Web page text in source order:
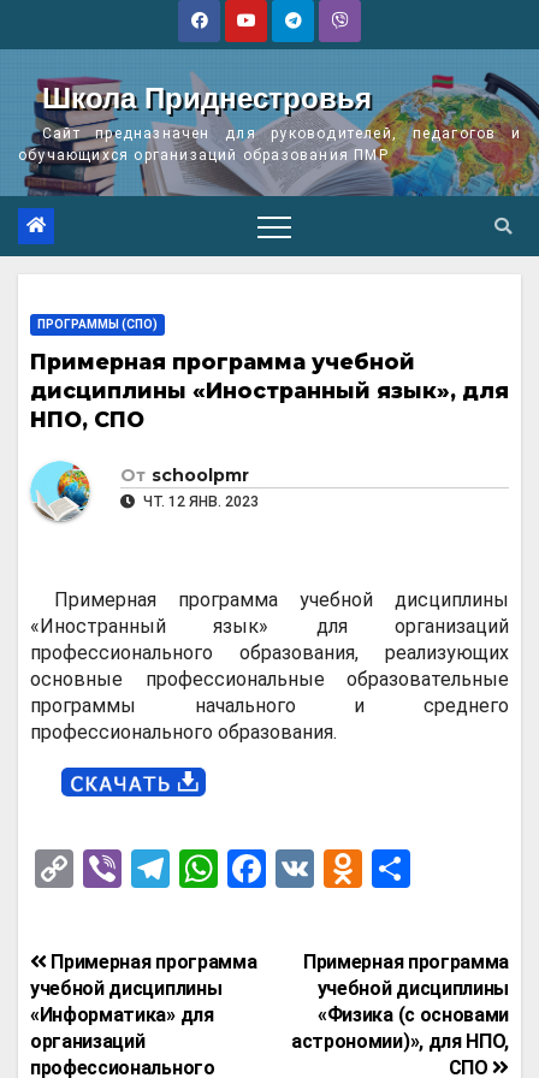
Школа Приднестровья
Сайт предназначен для руководителей, педагогов и
обучающихся организаций образования ПМР
ПРОГРАММЫ (СПО)
Примерная программа учебной
дисциплины «Иностранный язык», для
НПО, СПО
От schoolpmr
ЧТ. 12 ЯНВ. 2023
Примерная программа учебной дисциплины
«Иностранный язык» для организаций
профессионального образования, реализующих
основные профессиональные образовательные
программы начального и среднего
профессионального образования.
C
py
Li
n
k
Vi
er
T
e
gr
a
m
W
at
s
F
V
O
n
o
kl
a
п
р
а
в
Навигация
по
записям
Примерная программа
учебной дисциплины
«Физика (с основами
астрономии)», для НПО,
СПО
Примерная программа
учебной дисциплины
«Информатика» для
организаций
профессионального